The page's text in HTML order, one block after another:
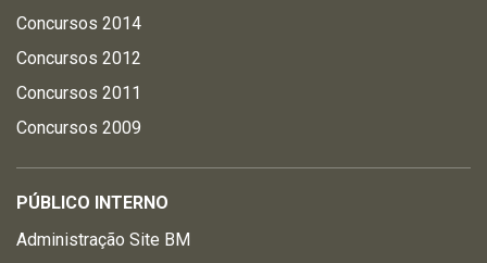
Concursos 2014
Concursos 2012
Concursos 2011
Concursos 2009
PÚBLICO INTERNO
Administração Site BM